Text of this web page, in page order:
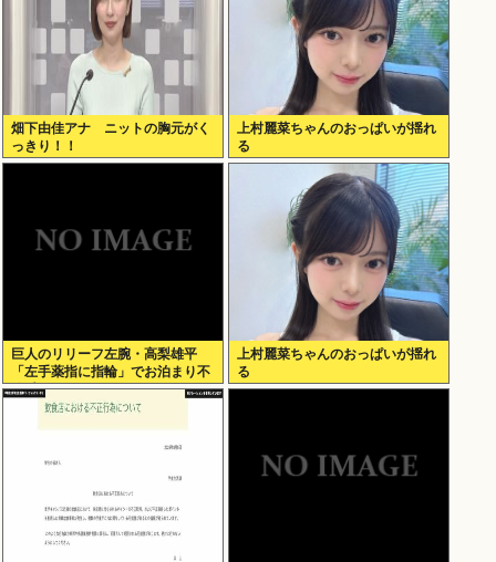
畑下由佳アナ ニットの胸元がく
っきり！！
上村麗菜ちゃんのおっぱいが揺れ
る
巨人のリリーフ左腕・高梨雄平
「左手薬指に指輪」でお泊まり不
倫愛
上村麗菜ちゃんのおっぱいが揺れ
る